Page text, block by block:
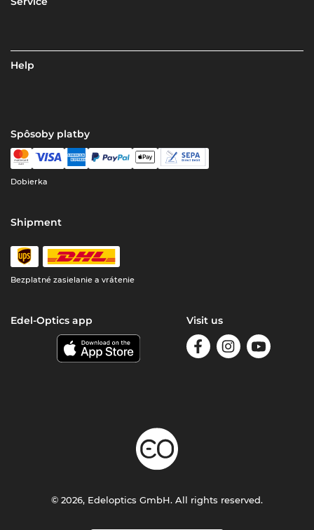
Help
Spôsoby platby
Dobierka
Shipment
Bezplatné zasielanie a vrátenie
Edel-Optics app Visit us
© 2026, Edeloptics GmbH. All rights reserved.